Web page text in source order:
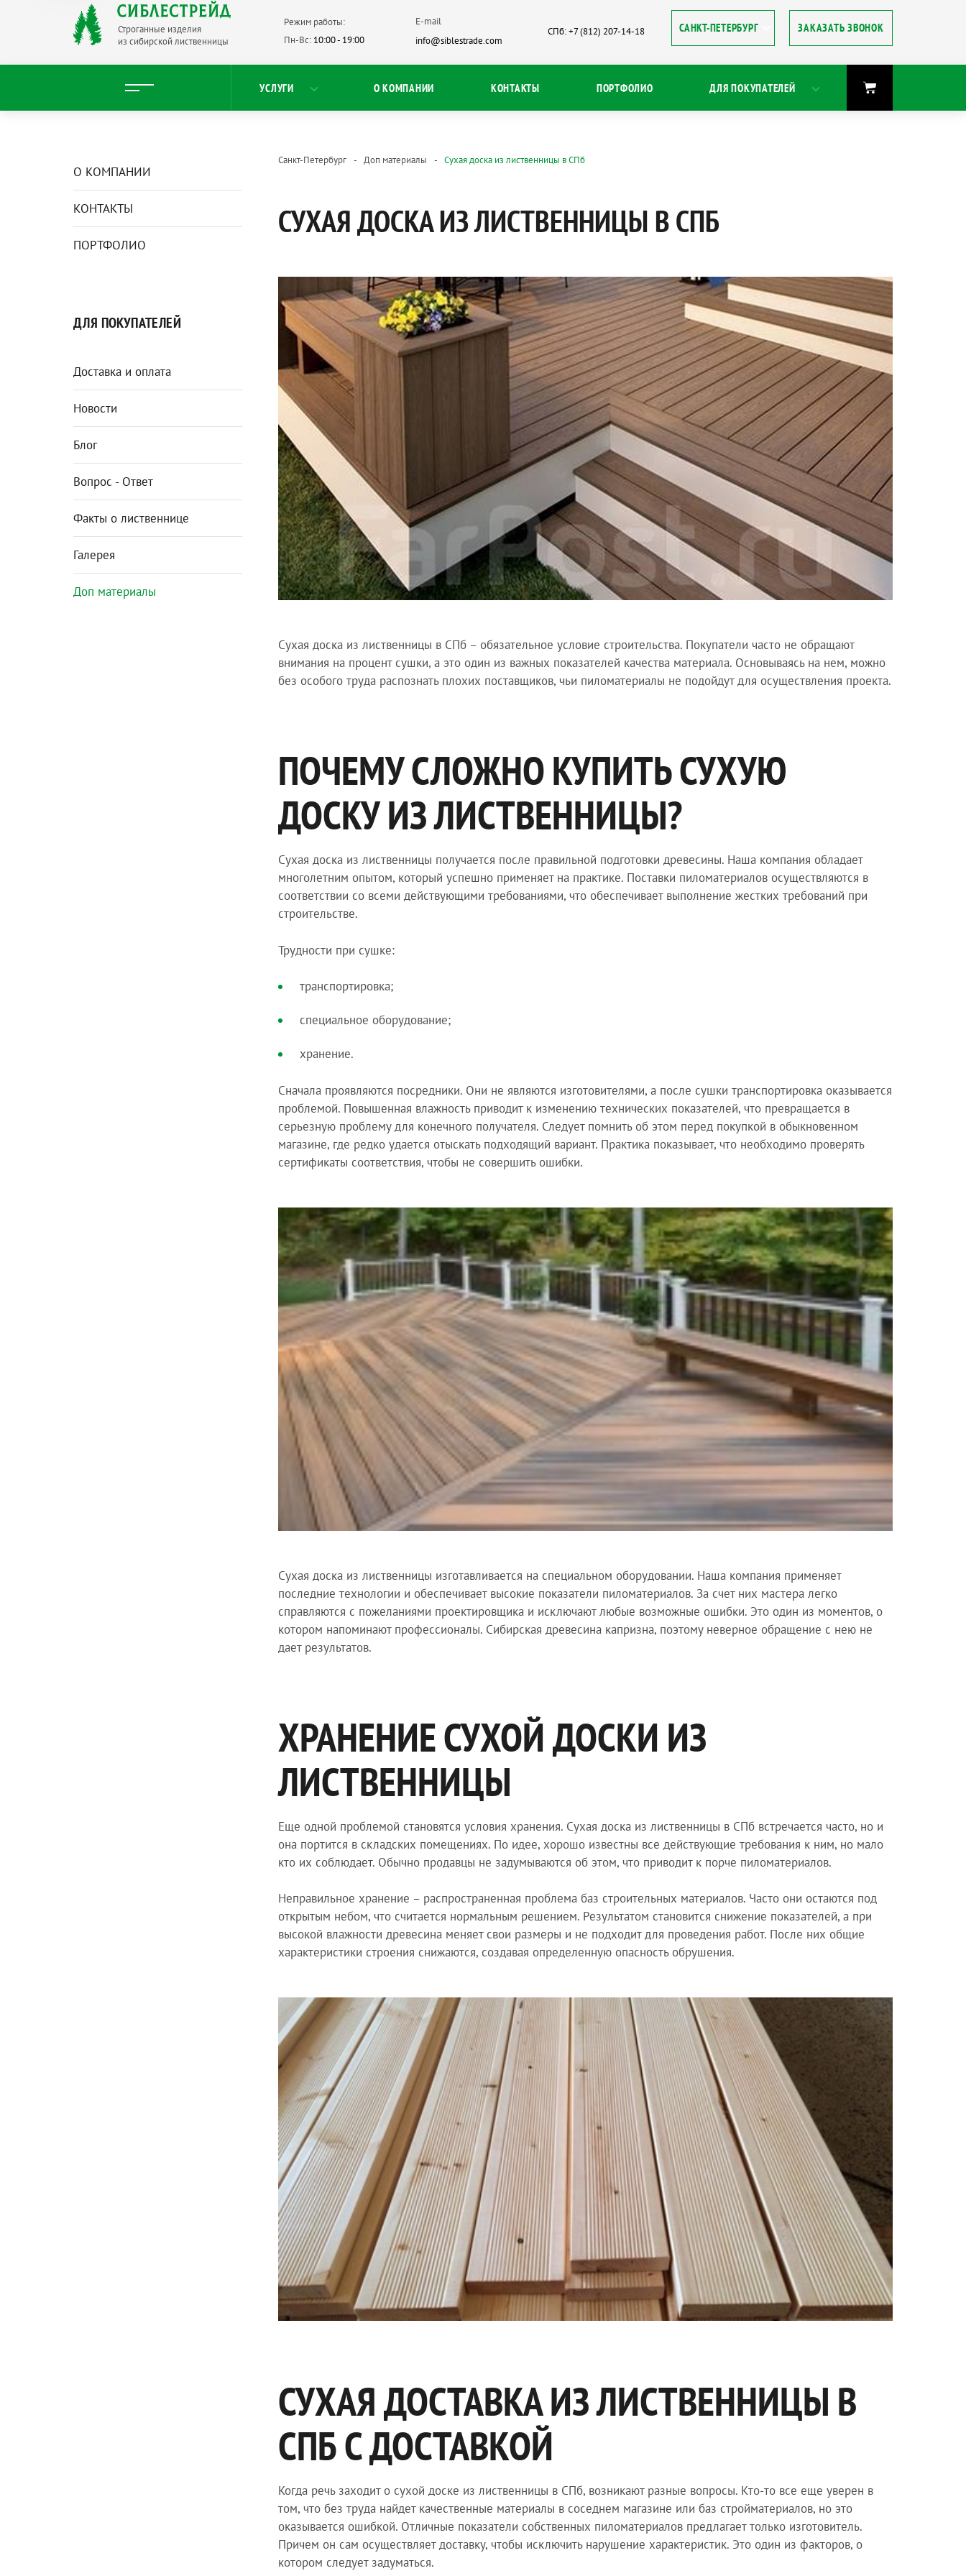
Строганные изделия
из сибирской лиственницы
ЗАКАЗАТЬ ЗВОНОК
УСЛУГИ О КОМПАНИИ КОНТАКТЫ ПОРТФОЛИО ДЛЯ ПОКУПАТЕЛЕЙ
Режим работы:
Пн-Вс: 10:00 - 19:00
E-mail
info@siblestrade.com
СПб: +7 (812) 207-14-18
О КОМПАНИИ
КОНТАКТЫ
ПОРТФОЛИО
ДЛЯ ПОКУПАТЕЛЕЙ
Доставка и оплата
Новости
Блог
Вопрос - Ответ
Факты о лиственнице
Галерея
Доп материалы
Санкт-Петербург Доп материалы Сухая доска из лиственницы в СПб
СУХАЯ ДОСКА ИЗ ЛИСТВЕННИЦЫ В СПБ
Сухая доска из лиственницы в СПб – обязательное условие строительства. Покупатели часто не обращают
внимания на процент сушки, а это один из важных показателей качества материала. Основываясь на нем, можно
без особого труда распознать плохих поставщиков, чьи пиломатериалы не подойдут для осуществления проекта.
ПОЧЕМУ СЛОЖНО КУПИТЬ СУХУЮ
ДОСКУ ИЗ ЛИСТВЕННИЦЫ?
Сухая доска из лиственницы получается после правильной подготовки древесины. Наша компания обладает
многолетним опытом, который успешно применяет на практике. Поставки пиломатериалов осуществляются в
соответствии со всеми действующими требованиями, что обеспечивает выполнение жестких требований при
строительстве.
Трудности при сушке:
транспортировка;
специальное оборудование;
хранение.
Сначала проявляются посредники. Они не являются изготовителями, а после сушки транспортировка оказывается
проблемой. Повышенная влажность приводит к изменению технических показателей, что превращается в
серьезную проблему для конечного получателя. Следует помнить об этом перед покупкой в обыкновенном
магазине, где редко удается отыскать подходящий вариант. Практика показывает, что необходимо проверять
сертификаты соответствия, чтобы не совершить ошибки.
Сухая доска из лиственницы изготавливается на специальном оборудовании. Наша компания применяет
последние технологии и обеспечивает высокие показатели пиломатериалов. За счет них мастера легко
справляются с пожеланиями проектировщика и исключают любые возможные ошибки. Это один из моментов, о
котором напоминают профессионалы. Сибирская древесина капризна, поэтому неверное обращение с нею не
дает результатов.
ХРАНЕНИЕ СУХОЙ ДОСКИ ИЗ
ЛИСТВЕННИЦЫ
Еще одной проблемой становятся условия хранения. Сухая доска из лиственницы в СПб встречается часто, но и
она портится в складских помещениях. По идее, хорошо известны все действующие требования к ним, но мало
кто их соблюдает. Обычно продавцы не задумываются об этом, что приводит к порче пиломатериалов.
Неправильное хранение – распространенная проблема баз строительных материалов. Часто они остаются под
открытым небом, что считается нормальным решением. Результатом становится снижение показателей, а при
высокой влажности древесина меняет свои размеры и не подходит для проведения работ. После них общие
характеристики строения снижаются, создавая определенную опасность обрушения.
СУХАЯ ДОСТАВКА ИЗ ЛИСТВЕННИЦЫ В
СПБ С ДОСТАВКОЙ
Когда речь заходит о сухой доске из лиственницы в СПб, возникают разные вопросы. Кто-то все еще уверен в
том, что без труда найдет качественные материалы в соседнем магазине или баз стройматериалов, но это
оказывается ошибкой. Отличные показатели собственных пиломатериалов предлагает только изготовитель.
Причем он сам осуществляет доставку, чтобы исключить нарушение характеристик. Это один из факторов, о
котором следует задуматься.